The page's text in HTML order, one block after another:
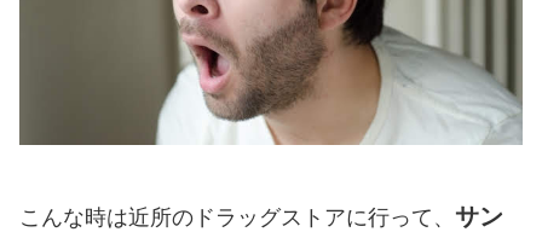
こんな時は近所のドラッグストアに行って、 サン